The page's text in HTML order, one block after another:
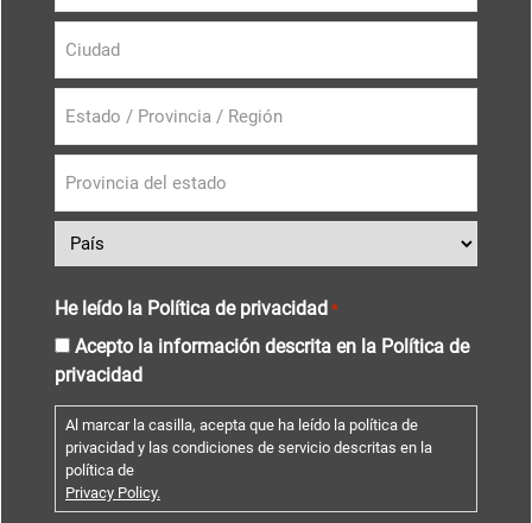
He leído la Política de privacidad *
Acepto la información descrita en la Política de
privacidad
Al marcar la casilla, acepta que ha leído la política de
privacidad y las condiciones de servicio descritas en la
política de
Privacy Policy.